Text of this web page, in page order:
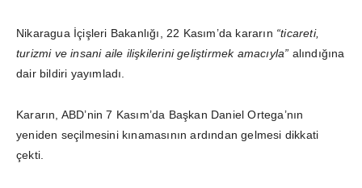
Nikaragua İçişleri Bakanlığı, 22 Kasım’da kararın “ticareti,
turizmi ve insani aile ilişkilerini geliştirmek amacıyla” alındığına
dair bildiri yayımladı.
Kararın, ABD’nin 7 Kasım’da Başkan Daniel Ortega’nın
yeniden seçilmesini kınamasının ardından gelmesi dikkati
çekti.